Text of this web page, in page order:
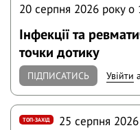
20 серпня 2026 року o
Інфекції та
точки дотику
ПІДПИСАТИСЬ Увійти
ТОП-ЗАХІД 25 серпня